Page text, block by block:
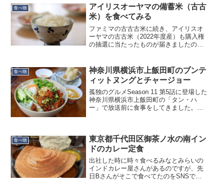
開店10分くらいでほぼ満席になりまし
た。開店前に店の前を...
食べ物
アイリスオーヤマの備蓄米（古古
米）を食べてみる
ファミマの古古古米に続き、アイリスオ
ーヤマの古古米（2022年度産）も購入権
の抽選に当たったものが届きましたので
ケージは空気を抜き、脱酸素剤まで封入
されてい...
食べ物
神奈川県横浜市上飯田町のブンテ
ィットヌングとチャージョー
孤独のグルメSeason 11 第5話に登場した
神奈川県横浜市上飯田町の「タン・ハ
ー」で放送前に食事をしてきました。ベ
最も近い登場店...
食べ物
東京都千代田区御茶ノ水の南イン
ドのカレー定食
出社した時に時々食べるみなとみらいの
インドカレー屋さんがあるのですが、先
日Bさんがそこで食べてたのをSNSで見